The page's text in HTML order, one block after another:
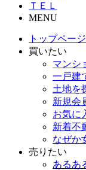
ＴＥＬ
MENU
トップページ
買いたい
マンシ
一戸建
土地を
新規会
お気に
新着不
なぜか
売りたい
あるあ